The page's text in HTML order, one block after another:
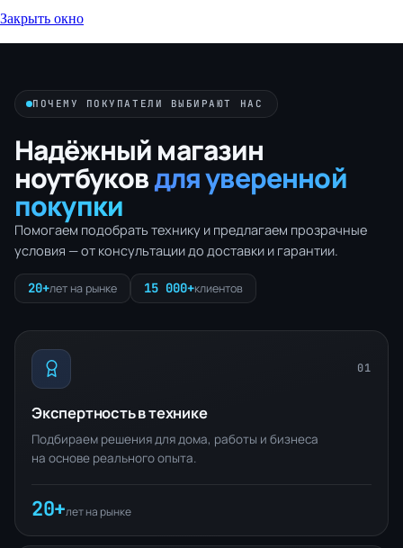
Закрыть окно
ПОЧЕМУ ПОКУПАТЕЛИ ВЫБИРАЮТ НАС
Надёжный магазин
ноутбуковдля уверенной
покупки
Помогаем подобрать технику и предлагаем прозрачные
условия — от консультации до доставки и гарантии.
20+лет на рынке 15 000+клиентов
01
Экспертность в технике
Подбираем решения для дома, работы и бизнеса
на основе реального опыта.
20+лет на рынке